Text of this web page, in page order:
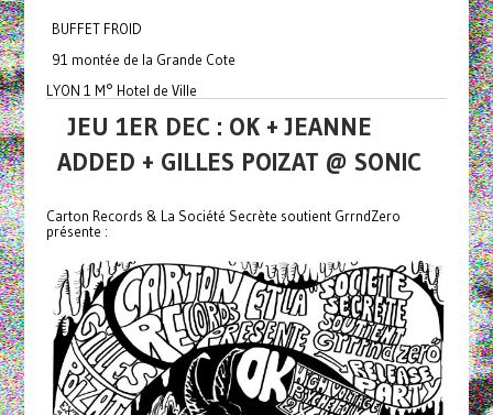
BUFFET FROID
91 montée de la Grande Cote
LYON 1 M° Hotel de Ville
JEU 1ER DEC : OK + JEANNE
ADDED + GILLES POIZAT @ SONIC
Carton Records & La Société Secrète soutient GrrndZero
présente :